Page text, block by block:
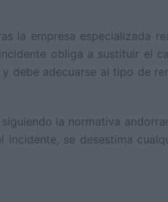
la empresa especializada
obliga a sustituir el
debe adecuarse al tipo de
la normativa
se desestima